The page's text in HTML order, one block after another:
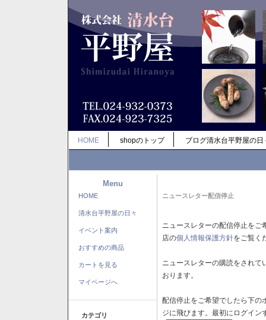
HOME shopのトップ ブログ清水台平野屋の日
Menu
HOME
清水台平野屋の日々
イベント案内
おすすめの商品
カートを見る
マイページへ
カテゴリ
ニュースレター配信停止
ニュースレターの配信停止を
店の個人情報保護方針をご覧く
ニュースレターの購読をされ
おります。
配信停止をご希望でしたら下の
ジに飛びます。最初にログイン